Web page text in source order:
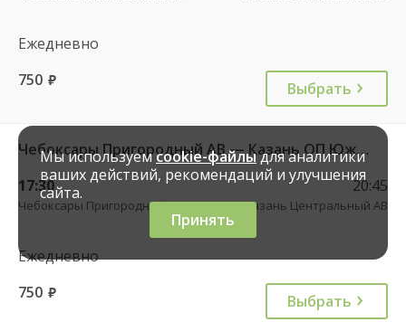
Ежедневно
750 руб. Выбрать
Чебоксары Пригородный АВ — Казань ОП Южный 10783
17:30
Чебоксары Пригородный АВ
20:45
Казань Центральный АВ
Ежедневно
750 руб. Выбрать
Мы используемcookie-файлыдля аналитики
ваших действий, рекомендаций и улучшения
сайта.
Принять